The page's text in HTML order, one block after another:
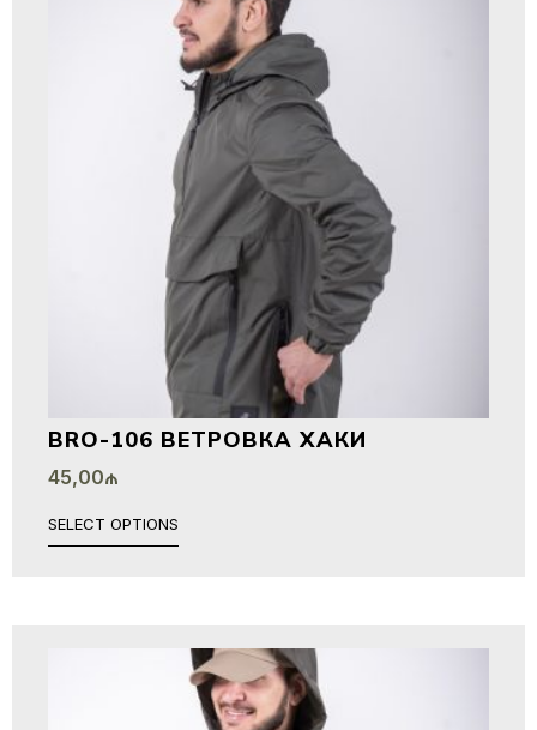
BRO-106 ВЕТРОВКА ХАКИ
45,00₼
SELECT OPTIONS